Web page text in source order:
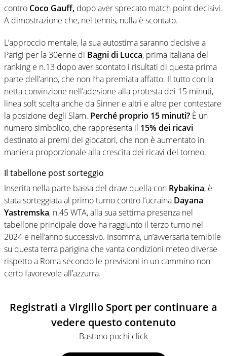
contro Coco Gauff, dopo aver sprecato match point decisivi.
A dimostrazione che, nel tennis, nulla è scontato.
L’approccio mentale, la sua autostima saranno decisive a
Parigi per la 30enne di Bagni di Lucca, prima italiana del
ranking e n.13 dopo aver scontato i risultati di questa prima
parte dell’anno, che non l’ha premiata affatto. Il tutto con la
netta convinzione nell’adesione alla protesta dei 15 minuti,
linea soft scelta anche da Sinner e altri e altre per contestare
la posizione degli Slam. Perché proprio 15 minuti? È un
numero simbolico, che rappresenta il 15% dei ricavi
destinato ai premi dei giocatori, che non è aumentato in
maniera proporzionale alla crescita dei ricavi del torneo.
Il tabellone post sorteggio
Inserita nella parte bassa del draw quella con Rybakina, è
stata sorteggiata al primo turno contro l’ucraina Dayana
Yastremska, n.45 WTA, alla sua settima presenza nel
tabellone principale dove ha raggiunto il terzo turno nel
2024 e nell’anno successivo. Insomma, un’avversaria temibile
su questa terra parigina che vanta condizioni meteo diverse
rispetto a Roma secondo le previsioni in un cammino non
certo favorevole all’azzurra.
Registrati a Virgilio Sport per continuare a
vedere questo contenuto
Bastano pochi click